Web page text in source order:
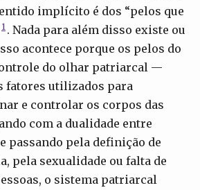
implícito é dos “pelos que
1 . Nada para além disso existe ou
acontece porque os pelos do
do olhar patriarcal —
fatores utilizados para
e controlar os corpos das
com a dualidade entre
passando pela definição de
pela sexualidade ou falta de
o sistema patriarcal